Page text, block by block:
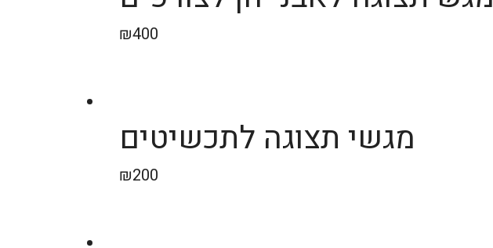
₪400
מגשי תצוגה לתכשיטים
₪200